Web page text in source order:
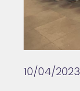
10/04/